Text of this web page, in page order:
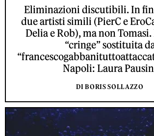
Eliminazioni discutibili. In
due artisti simili (PierC e
Delia e Rob), ma non
“cringe” sostituita
Napoli: Laura
DI BORIS SOLLAZZO